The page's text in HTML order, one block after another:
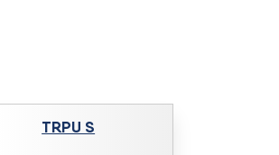
TRPU S